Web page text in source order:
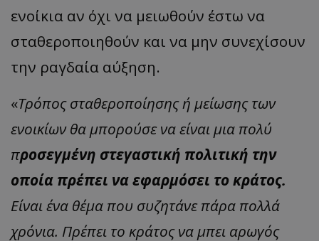
ενοίκια αν όχι να μειωθούν έστω να
σταθεροποιηθούν και να μην συνεχίσουν
την ραγδαία αύξηση.
«Τρόπος σταθεροποίησης ή μείωσης των
ενοικίων θα μπορούσε να είναι μια πολύ
προσεγμένη στεγαστική πολιτική την
οποία πρέπει να εφαρμόσει το κράτος.
Είναι ένα θέμα που συζητάνε πάρα πολλά
χρόνια. Πρέπει το κράτος να μπει αρωγός